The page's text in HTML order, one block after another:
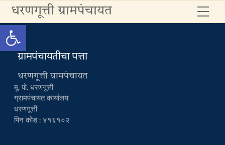
Open toolbar
Skip
to
content
धरणगूत्ती ग्रामपंचायत
ग्रामपंचायतीचा पत्ता
धरणगूत्ती ग्रामपंचायत
मू. पो. धरणगूत्ती
ग्रामपंचायत कार्यालय
धरणगूत्ती
पिन कोड : ४१६१०२